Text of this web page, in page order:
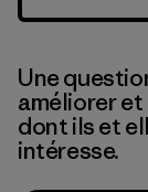
Une
améliorer et
dont ils et
intéresse.